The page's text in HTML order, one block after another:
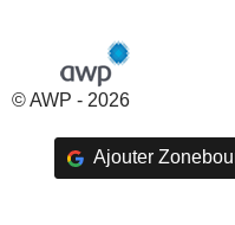
© AWP - 2026
Ajouter